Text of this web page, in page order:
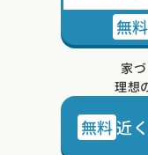
無料
家
理想
無料近